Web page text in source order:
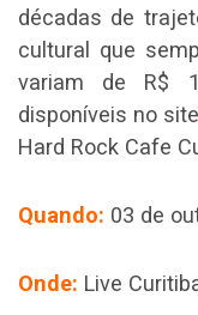
décadas de
cultural que
variam de R$
disponíveis no site
Hard Rock Cafe
Quando: 03 de
Onde: Live